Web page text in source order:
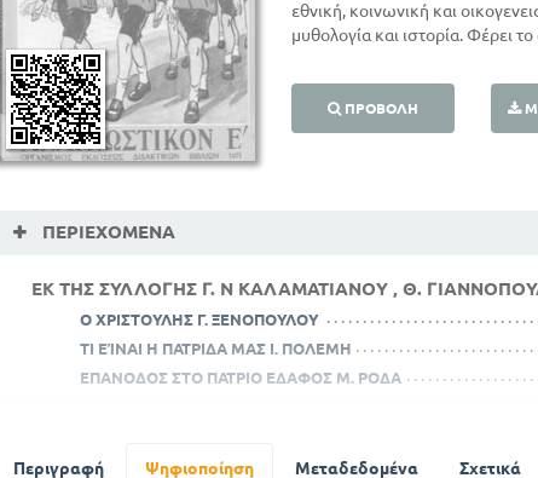
εθνική, κοινωνική και
μυθολογία και ιστορία. Φέρει
ΠΡΟΒΟΛΉ
ΠΕΡΙΕΧΌΜΕΝΑ
ΕΚ ΤΗΣ ΣΥΛΛΟΓΗΣ Γ. Ν ΚΑΛΑΜΑΤΙΑΝΟΥ , Θ.
Ο ΧΡΙΣΤΟΥΛΗΣ Γ. ΞΕΝΟΠΟΥΛΟΥ
ΤΙ ΕΊΝΑΙ Η ΠΑΤΡΙΔΑ ΜΑΣ Ι. ΠΟΛΕΜΗ
ΕΠΑΝΟΔΟΣ ΣΤΟ ΠΑΤΡΙΟ ΕΔΑΦΟΣ Μ. ΡΟΔΑ
ΔΩΔΕΚΑΝΗΣΑ Γ. ΙΩΑΝΝΙΔΗ
Περιγραφή Ψηφιοποίηση Μεταδεδομένα Σχετικά